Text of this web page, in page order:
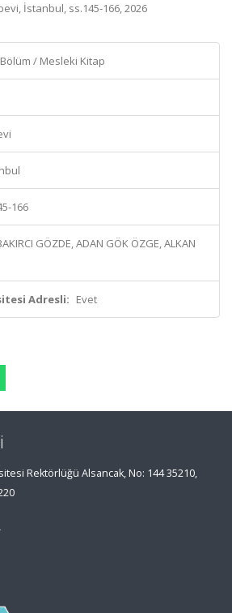
İstanbul, ss.145-166, 2026
/ Mesleki Kitap
166
GÖZDE, ADAN GÖK ÖZGE, ALKAN
Adresli: Evet
Rektörlüğü Alsancak, No: 144 35210,